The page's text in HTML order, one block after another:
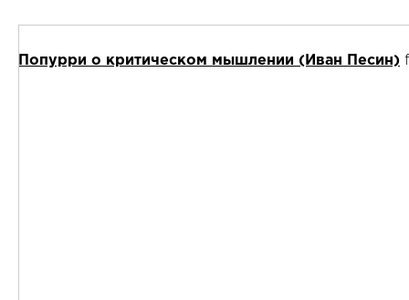
Попурри о критическом мышлении (Иван Песин)